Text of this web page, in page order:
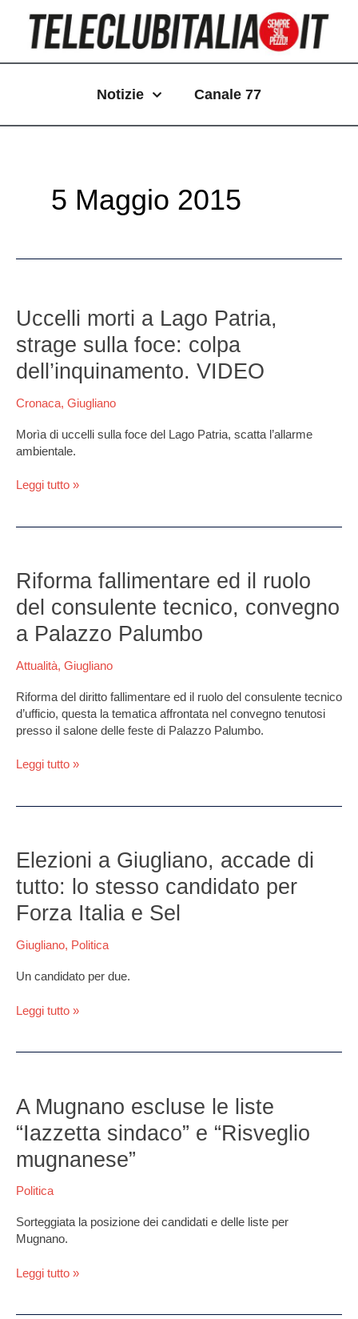
contenuto
Notizie Canale 77
5 Maggio 2015
Uccelli morti a Lago Patria,
strage sulla foce: colpa
dell’inquinamento. VIDEO
Cronaca, Giugliano
Morìa di uccelli sulla foce del Lago Patria, scatta l’allarme
ambientale.
morti
a
Lago
Patria,
strage
sulla
colpa
dell’inquinamento.
Leggi tutto »
Riforma fallimentare ed il ruolo
del consulente tecnico, convegno
a Palazzo Palumbo
Attualità, Giugliano
Riforma del diritto fallimentare ed il ruolo del consulente tecnico
d’ufficio, questa la tematica affrontata nel convegno tenutosi
presso il salone delle feste di Palazzo Palumbo.
fallimentare
ed
il
ruolo
del
consulente
convegno
a
Palazzo
Leggi tutto »
Elezioni a Giugliano, accade di
tutto: lo stesso candidato per
Forza Italia e Sel
Giugliano, Politica
Un candidato per due.
a
Giugliano,
accade
di
tutto:
lo
stesso
candidato
Forza
Sel
Leggi tutto »
A Mugnano escluse le liste
“Iazzetta sindaco” e “Risveglio
mugnanese”
Politica
Sorteggiata la posizione dei candidati e delle liste per
Mugnano.
Mugnano
escluse
le
“Iazzetta
sindaco”
“Risveglio
mugnanese”
Leggi tutto »
articoli